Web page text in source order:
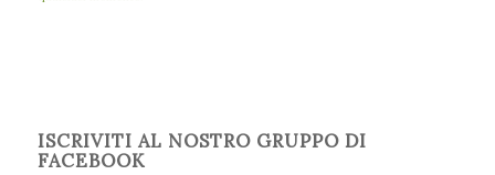
ISCRIVITI AL NOSTRO GRUPPO DI
FACEBOOK